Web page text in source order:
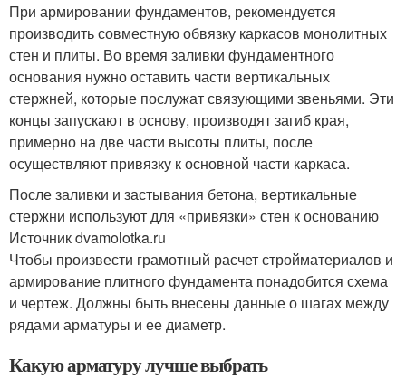
При армировании фундаментов, рекомендуется
производить совместную обвязку каркасов монолитных
стен и плиты. Во время заливки фундаментного
основания нужно оставить части вертикальных
стержней, которые послужат связующими звеньями. Эти
концы запускают в основу, производят загиб края,
примерно на две части высоты плиты, после
осуществляют привязку к основной части каркаса.
После заливки и застывания бетона, вертикальные
стержни используют для «привязки» стен к основанию
Источник dvamolotka.ru
Чтобы произвести грамотный расчет стройматериалов и
армирование плитного фундамента понадобится схема
и чертеж. Должны быть внесены данные о шагах между
рядами арматуры и ее диаметр.
Какую арматуру лучше выбрать